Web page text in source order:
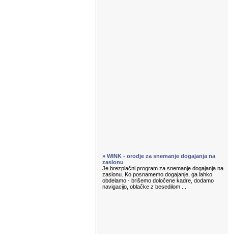
» WINK - orodje za snemanje dogajanja na
zaslonu
Je brezplačni program za snemanje dogajanja na
zaslonu. Ko posnamemo dogajanje, ga lahko
obdelamo - brišemo določene kadre, dodamo
navigacijo, oblačke z besedilom ...